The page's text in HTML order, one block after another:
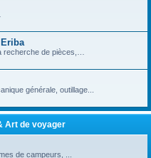
recherche de pièces,…
générale, outillage...
Art de voyager
de campeurs, ...